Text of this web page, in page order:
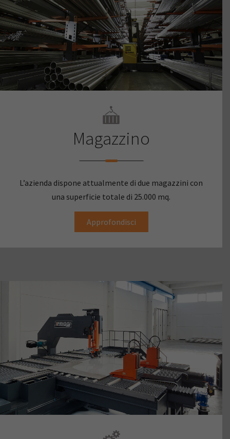
Magazzino
L’azienda dispone attualmente di due magazzini con
una superficie totale di 25.000 mq.
Approfondisci